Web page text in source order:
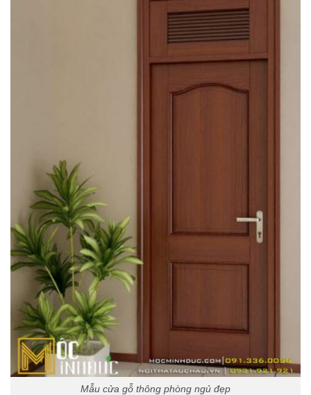
Mẫu cửa gỗ thông phòng ngủ đẹp